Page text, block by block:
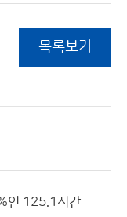
목록보기
인 125.1시간